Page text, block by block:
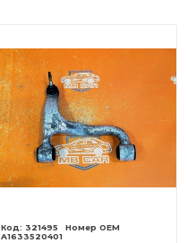
321495
A1633520401